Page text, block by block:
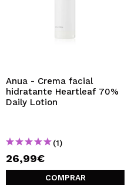
Anua - Crema facial
hidratante Heartleaf 70%
Daily Lotion
(1)
26,99€
COMPRAR